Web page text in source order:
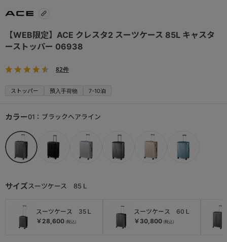
【WEB限定】ACE クレスタ2 スーツケース 85L キャスタ
ーストッパー 06938
82件
ストッパー 預入手荷物 7-10泊
サイズスーツケース 85Ｌ
スーツケース 35Ｌ
￥28,600
スーツケース 60Ｌ
￥30,800
カラー01：ブラックヘアライン